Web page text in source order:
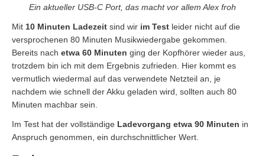
Ein aktueller USB-C Port, das macht vor allem Alex froh
Mit 10 Minuten Ladezeit sind wir im Test leider nicht auf die
versprochenen 80 Minuten Musikwiedergabe gekommen.
Bereits nach etwa 60 Minuten ging der Kopfhörer wieder aus,
trotzdem bin ich mit dem Ergebnis zufrieden. Hier kommt es
vermutlich wiedermal auf das verwendete Netzteil an, je
nachdem wie schnell der Akku geladen wird, sollten auch 80
Minuten machbar sein.
Im Test hat der vollständige Ladevorgang etwa 90 Minuten in
Anspruch genommen, ein durchschnittlicher Wert.